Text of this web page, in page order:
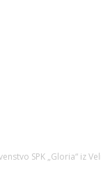
SPK „Gloria“ iz